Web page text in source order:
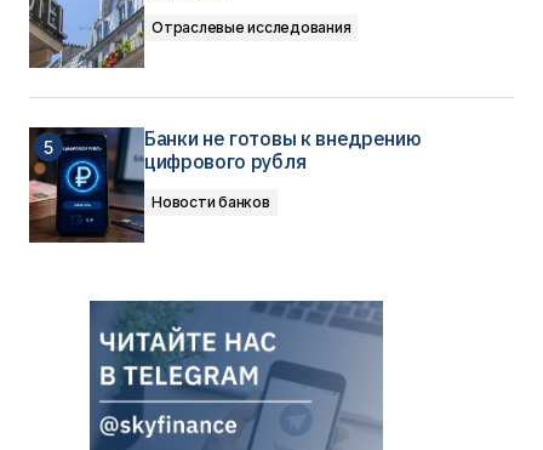
Отраслевые исследования
Банки не готовы к внедрению
цифрового рубля
Новости банков